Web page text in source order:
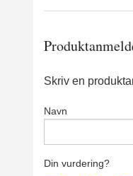
Skriv en
Navn
Din vurdering?